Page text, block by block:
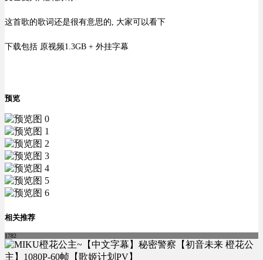
这首歌的歌词还是很有意思的, 大家可以看下
下载包括 原视频1.3GB + 外挂字幕
预览
相关推荐
1782